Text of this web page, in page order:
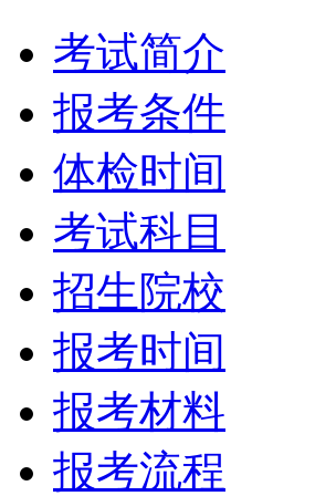
考试简介
报考条件
体检时间
考试科目
招生院校
报考时间
报考材料
报考流程